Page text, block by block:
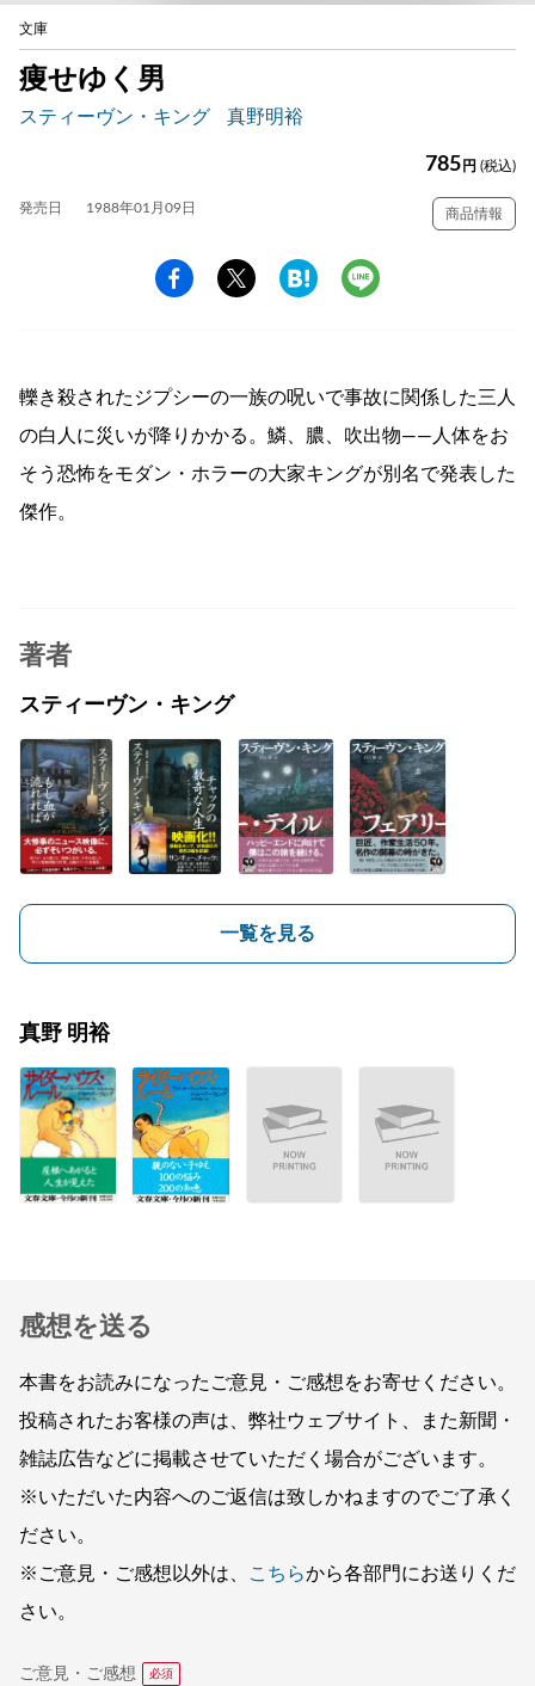
文庫
痩せゆく男
スティーヴン・キング 真野明裕
785 円 (税込)
発売日 1988年01月09日 商品情報
轢き殺されたジプシーの一族の呪いで事故に関係した三人
の白人に災いが降りかかる。鱗、膿、吹出物——人体をお
そう恐怖をモダン・ホラーの大家キングが別名で発表した
傑作。
著者
スティーヴン・キング
一覧を見る
真野 明裕
感想を送る
本書をお読みになったご意見・ご感想をお寄せください。
投稿されたお客様の声は、弊社ウェブサイト、また新聞・
雑誌広告などに掲載させていただく場合がございます。
※いただいた内容へのご返信は致しかねますのでご了承く
ださい。
※ご意見・ご感想以外は、
こちらから各部門にお送りくだ
さい。
ご意見・ご感想